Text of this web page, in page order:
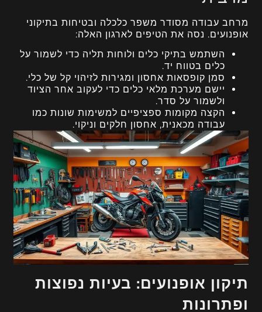
מרחב עבודה מסודר משפר כלכלה ובטיחות בתיקוני
אופנועים. נסה את הטיפים לארגון האלה:
השתמש בתיקי כלים ולוחות תליה כדי לשמור על
כלים בטווח יד.
סמן קופסאות אחסון ומגירות לזיהוי קל של כלי.
יישם מערכת מלאי כלים כדי לעקוב אחר הציוד
ולשמור על סדר.
הקצה מקומות ספציפיים למשימות שונות כמו
עבודה מכאנית, אחסון חלקים וניקוי.
תיקון אופנועים: בעיות נפוצות
ופתרונות